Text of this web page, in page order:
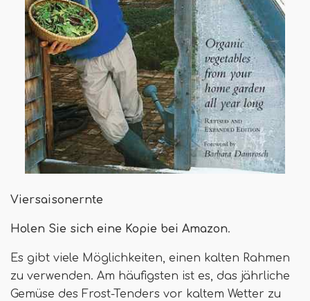
Viersaisonernte
Holen Sie sich eine Kopie bei Amazon.
Es gibt viele Möglichkeiten, einen kalten Rahmen
zu verwenden. Am häufigsten ist es, das jährliche
Gemüse des Frost-Tenders vor kaltem Wetter zu